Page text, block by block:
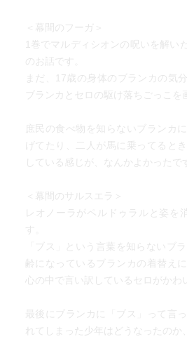
＜幕間のフーガ＞
1巻でマルディシオンの呪いを解い
のお話です。
まだ、17歳の身体のブランカの気
ブランカとセロの駆け落ちごっこを
庶民の食べ物を知らないブランカ
げてたり、二人が馬に乗ってると
している感じが、なんかよかったで
＜幕間のサルスエラ＞
レオノーラがペルドゥラルと姿を
す。
「ブス」という言葉を知らないブ
齢になっているブランカの着替え
心の中で言い訳しているセロがかわ
最後にブランカに「ブス」って言
れてしまった少年はどうなったのか